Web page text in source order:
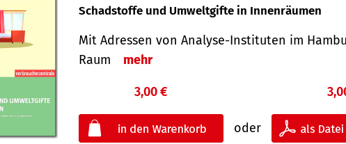
Schadstoffe und Umweltgifte in Innenräumen
Mit Adressen von Analyse-Insti­tuten im
Raum
mehr
3,00 €
oder